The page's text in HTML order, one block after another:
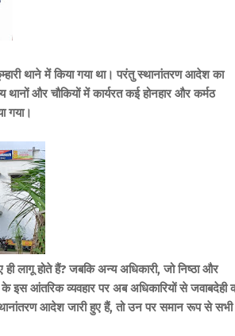
थाने में किया गया था। परंतु स्थानांतरण आदेश का
थानों और चौकियों में कार्यरत कई होनहार और कर्मठ
गया।
लागू होते हैं? जबकि अन्य अधिकारी, जो निष्ठा और
इस आंतरिक व्यवहार पर अब अधिकारियों से जवाबदेही
आदेश जारी हुए हैं, तो उन पर समान रूप से